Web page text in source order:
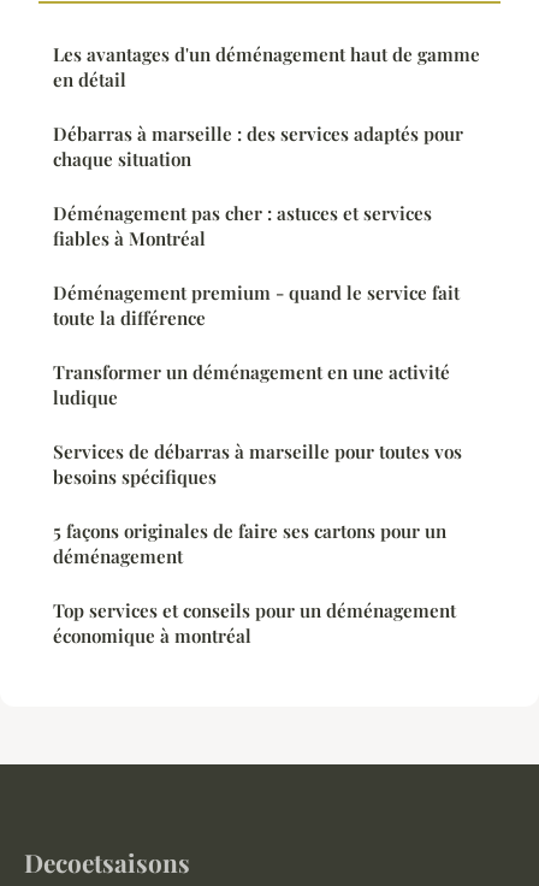
Les avantages d'un déménagement haut de gamme
en détail
Débarras à marseille : des services adaptés pour
chaque situation
Déménagement pas cher : astuces et services
fiables à Montréal
Déménagement premium - quand le service fait
toute la différence
Transformer un déménagement en une activité
ludique
Services de débarras à marseille pour toutes vos
besoins spécifiques
5 façons originales de faire ses cartons pour un
déménagement
Top services et conseils pour un déménagement
économique à montréal
Decoetsaisons